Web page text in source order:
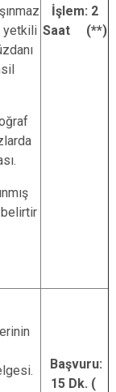
yetkili
İşlem: 2
Saat (**)
Başvuru:
15 Dk. (